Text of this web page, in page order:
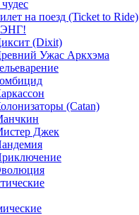
чудес
на поезд (Ticket to Ride)
(Dixit)
Ужас Аркхэма
(Catan)
Джек